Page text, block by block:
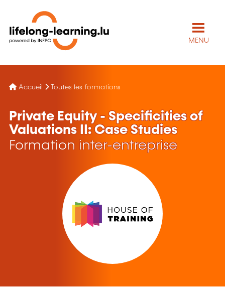
MENU
Accueil Toutes les formations
Private Equity - Specificities of
Valuations II: Case Studies
Formation inter-entreprise